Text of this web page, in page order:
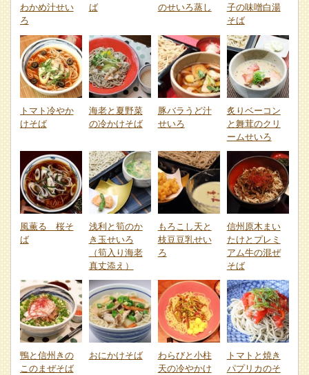
わかめ汁せい
ろ
ば のせいろ蒸し
子の味噌白湯
そば
トマト冷やか
けそば
海老と夏野菜
の冷かけそば
豚バラうど汁
せいろ
炙りベーコン
と舞茸のクリ
ームせいろ
風薫る 桜そ
ば
浅利と筍のか
き玉せいろ
（筍入り海老
真丈添え）
もろこし天と
枝豆豆乳せい
ろ
信州原木まい
たけとプレミ
アム牛の混ぜ
そば
鴨と信州きの
このまぜそば
おにかけそば
わらびと小柱
天の冷やかけ
トマトと焼き
パプリカのそ